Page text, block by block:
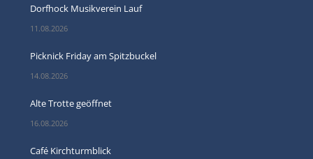
Dorfhock Musikverein Lauf
11.08.2026
Picknick Friday am Spitzbuckel
14.08.2026
Alte Trotte geöffnet
16.08.2026
Café Kirchturmblick